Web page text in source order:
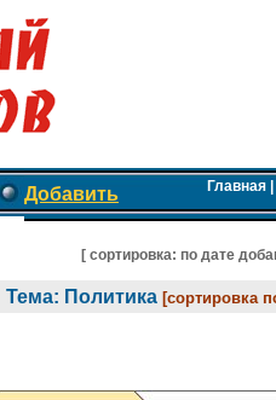
Добавить Главная
[ cортировка: по дате
Тема: Политика [сортировка